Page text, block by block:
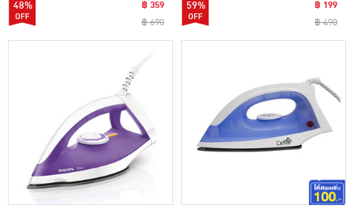
48%
฿ 359
฿ 690
59%
฿ 199
฿ 490